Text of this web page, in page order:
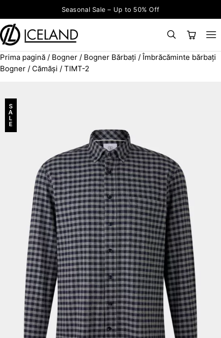
Seasonal Sale – Up to 50% Off
Search for:
CAUTĂ ×
Prima pagină / Bogner / Bogner Bărbați / Îmbrăcăminte bărbați
Bogner / Cămăși / TIMT-2
S
A
L
E